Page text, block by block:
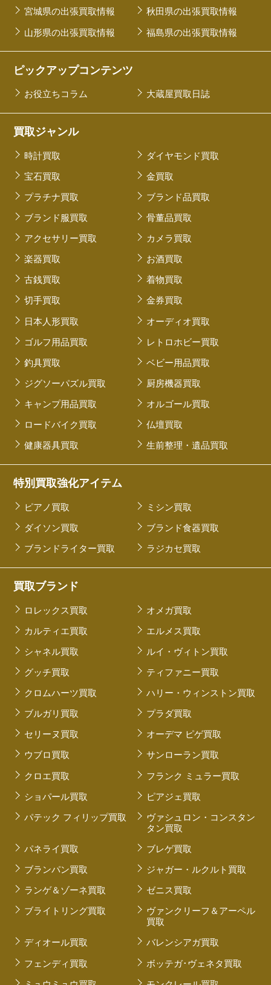
宮城県の出張買取情報 秋田県の出張買取情報
山形県の出張買取情報 福島県の出張買取情報
ピックアップコンテンツ
お役立ちコラム 大蔵屋買取日誌
買取ジャンル
時計買取 ダイヤモンド買取
宝石買取 金買取
プラチナ買取 ブランド品買取
ブランド服買取 骨董品買取
アクセサリー買取 カメラ買取
楽器買取 お酒買取
古銭買取 着物買取
切手買取 金券買取
日本人形買取 オーディオ買取
ゴルフ用品買取 レトロホビー買取
釣具買取 ベビー用品買取
ジグソーパズル買取 厨房機器買取
キャンプ用品買取 オルゴール買取
ロードバイク買取 仏壇買取
健康器具買取 生前整理・遺品買取
特別買取強化アイテム
ピアノ買取 ミシン買取
ダイソン買取 ブランド食器買取
ブランドライター買取 ラジカセ買取
買取ブランド
ロレックス買取 オメガ買取
カルティエ買取 エルメス買取
シャネル買取 ルイ・ヴィトン買取
グッチ買取 ティファニー買取
クロムハーツ買取 ハリー・ウィンストン買取
ブルガリ買取 プラダ買取
セリーヌ買取 オーデマ ピゲ買取
ウブロ買取 サンローラン買取
クロエ買取 フランク ミュラー買取
ショパール買取 ピアジェ買取
パテック フィリップ買取
ヴァシュロン・コンスタン
タン買取
パネライ買取 ブレゲ買取
ブランパン買取 ジャガー・ルクルト買取
ランゲ＆ゾーネ買取 ゼニス買取
ブライトリング買取
ヴァンクリーフ＆アーペル
買取
ディオール買取 バレンシアガ買取
フェンディ買取 ボッテガ･ヴェネタ買取